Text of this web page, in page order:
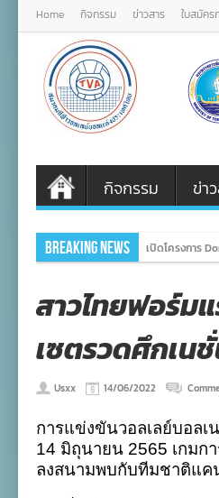
Home กิจกรรม ข่าวสาร ใบสมัคร
กิจกรรม ข่า
Breaking News เปิดโครงการ
สาวไทยฟอร์ม
เซตรวดศึกเน
Usxx 14/06/2022
การแข่งขันวอลเลย์บอล
14 มิถุนายน 2565 เกม
ลงสนามพบกับทีมชาติแค